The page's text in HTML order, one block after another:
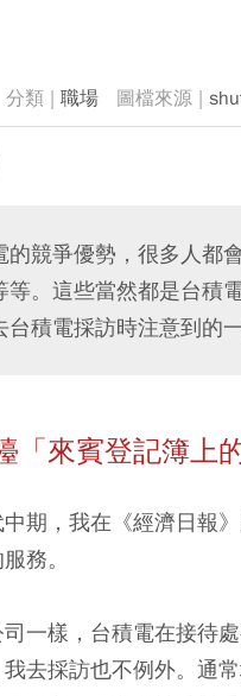
職場
的競爭優勢，很多人都
等。這些當然都是台積
台積電採訪時注意到的
「來賓登記簿上
期，我在《經濟日報
務。
一樣，台積電在接待
去採訪也不例外。通